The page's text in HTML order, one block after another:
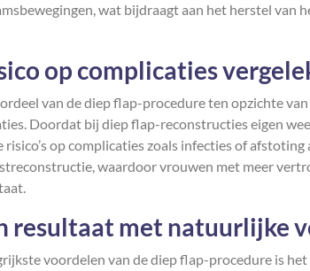
wat bijdraagt aan het herstel van
op complicaties
van de diep flap-procedure ten opzichte
Doordat bij diep flap-reconstructies eigen
risico’s op complicaties zoals infecties of
waardoor vrouwen met meer
resultaat met natuurlijke
voordelen van de diep flap-procedure is